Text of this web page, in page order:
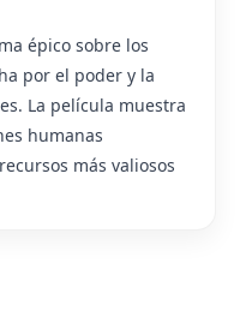
épico sobre los
por el poder y la
La película muestra
humanas
más valiosos